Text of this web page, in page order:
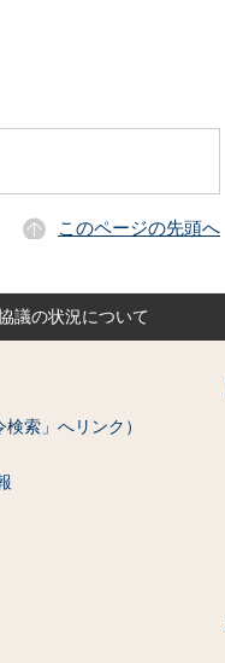
このページの先頭へ
議の状況について
索」へリンク）